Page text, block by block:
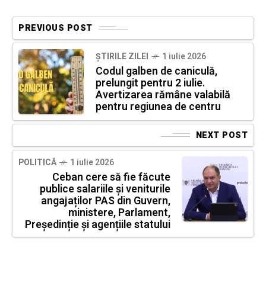
PREVIOUS POST
ȘTIRILE ZILEI 1 iulie 2026
Codul galben de caniculă,
prelungit pentru 2 iulie.
Avertizarea rămâne valabilă
pentru regiunea de centru
NEXT POST
POLITICĂ 1 iulie 2026
Ceban cere să fie făcute
publice salariile și veniturile
angajaților PAS din Guvern,
ministere, Parlament,
Președinție și agențiile statului